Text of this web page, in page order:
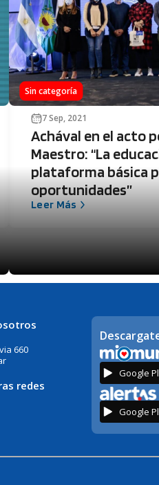
Sin categoría
7 Sep, 2021
Achával en el acto
Maestro: “La
plataforma básica
oportunidades”
Leer Más
660
redes
Google
Google